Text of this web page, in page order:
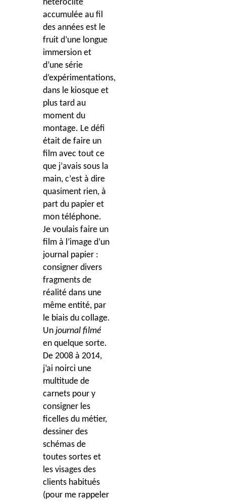
hétéroclite
accumulée au fil
des années est le
fruit d’une longue
immersion et
d’une série
d’expérimentations,
dans le kiosque et
plus tard au
moment du
montage. Le défi
était de faire un
film avec tout ce
que j’avais sous la
main, c’est à dire
quasiment rien, à
part du papier et
mon téléphone.
Je voulais faire un
film à l’image d’un
journal papier :
consigner divers
fragments de
réalité dans une
même entité, par
le biais du collage.
Un journal filmé
en quelque sorte.
De 2008 à 2014,
j’ai noirci une
multitude de
carnets pour y
consigner les
ficelles du métier,
dessiner des
schémas de
toutes sortes et
les visages des
clients habitués
(pour me rappeler